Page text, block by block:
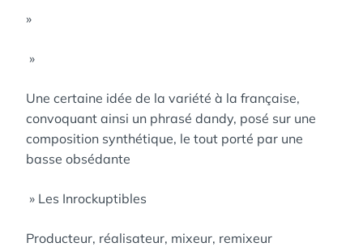
»
»
Une certaine idée de la variété à la française,
convoquant ainsi un phrasé dandy, posé sur une
composition synthétique, le tout porté par une
basse obsédante
» Les Inrockuptibles
Producteur, réalisateur, mixeur, remixeur